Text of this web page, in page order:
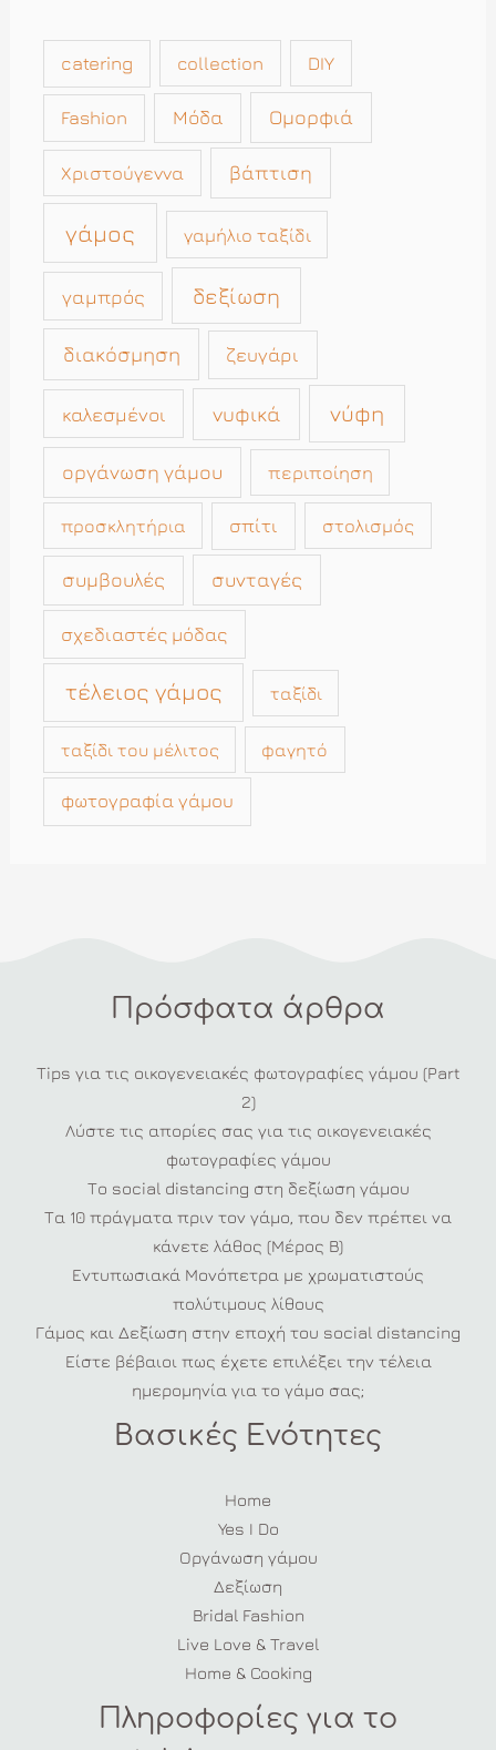
catering collection DIY
Fashion Μόδα Ομορφιά
Χριστούγεννα βάπτιση
γάμος γαμήλιο ταξίδι
γαμπρός δεξίωση
διακόσμηση ζευγάρι
καλεσμένοι νυφικά νύφη
οργάνωση γάμου περιποίηση
προσκλητήρια σπίτι στολισμός
συμβουλές συνταγές
σχεδιαστές μόδας
τέλειος γάμος ταξίδι
ταξίδι του μέλιτος φαγητό
φωτογραφία γάμου
Πρόσφατα άρθρα
Tips για τις οικογενειακές φωτογραφίες γάμου (Part
2)
Λύστε τις απορίες σας για τις οικογενειακές
φωτογραφίες γάμου
Το social distancing στη δεξίωση γάμου
Τα 10 πράγματα πριν τον γάμο, που δεν πρέπει να
κάνετε λάθος (Μέρος Β)
Εντυπωσιακά Μονόπετρα με χρωματιστούς
πολύτιμους λίθους
Γάμος και Δεξίωση στην εποχή του social distancing
Είστε βέβαιοι πως έχετε επιλέξει την τέλεια
ημερομηνία για το γάμο σας;
Βασικές Ενότητες
Home
Yes I Do
Οργάνωση γάμου
Δεξίωση
Bridal Fashion
Live Love & Travel
Home & Cooking
Πληροφορίες για το